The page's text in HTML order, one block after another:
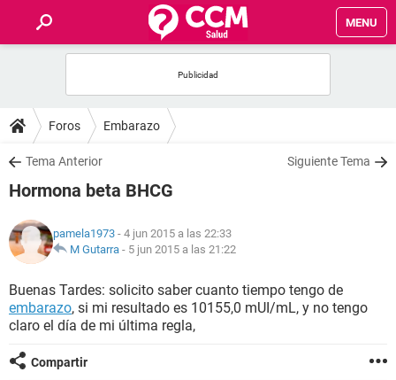
MENU
FOROS
SALUD
NUTRICIÓN
BIENESTAR
Foros Embarazo
Tema Anterior Siguiente Tema
Hormona beta BHCG
pamela1973 - 4 jun 2015 a las 22:33
M Gutarra - 5 jun 2015 a las 21:22
Buenas Tardes: solicito saber cuanto tiempo tengo de
embarazo, si mi resultado es 10155,0 mUI/mL, y no tengo
claro el día de mi última regla,
Compartir